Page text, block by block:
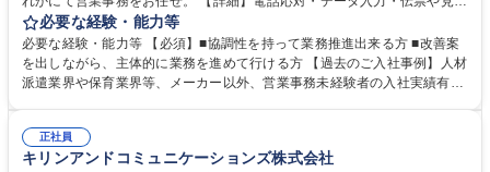
の作成・カタログ送付・来客対応・営業所内で発生する事務業務や業務改
善をお任せ。 【教育制度】ご入社後、育成担当とペアになりながらOJTに
て業務を覚えていただくことが可能です。業務システムがきちんと構築さ
れているため、スムーズに仕事に慣れることができる環境です。また、
募集職種 【大阪・京都・滋賀】営業事務 ※未経験可
必要な経験・能力等
必要な経験・能力等 【必須】■協調性を持って業務推進出来る方 ■改善案
を出しながら、主体的に業務を進めて行ける方 【過去のご入社事例】人材
派遣業界や保育業界等、メーカー以外、営業事務未経験者の入社実績有
えて、お客様や社員の状況に合わせ、能動的なサポート、改善の動きも期
待され。組織を支えるスペシャリストとして、チームに貢献し、結果的に
正社員
キリンアンドコミュニケーションズ株式会社